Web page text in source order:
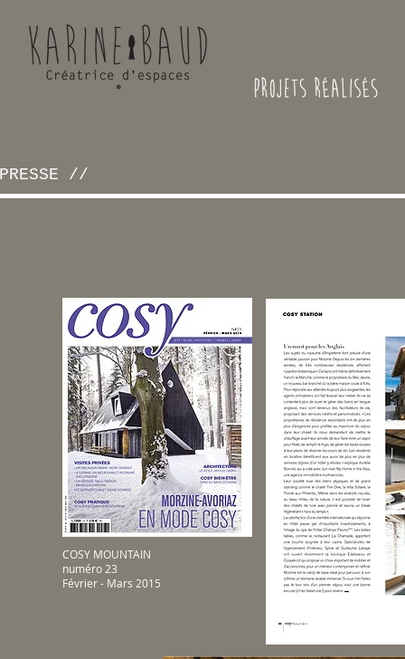
PRESSE //
COSY MOUNTAIN
numéro 23
Février - Mars 2015